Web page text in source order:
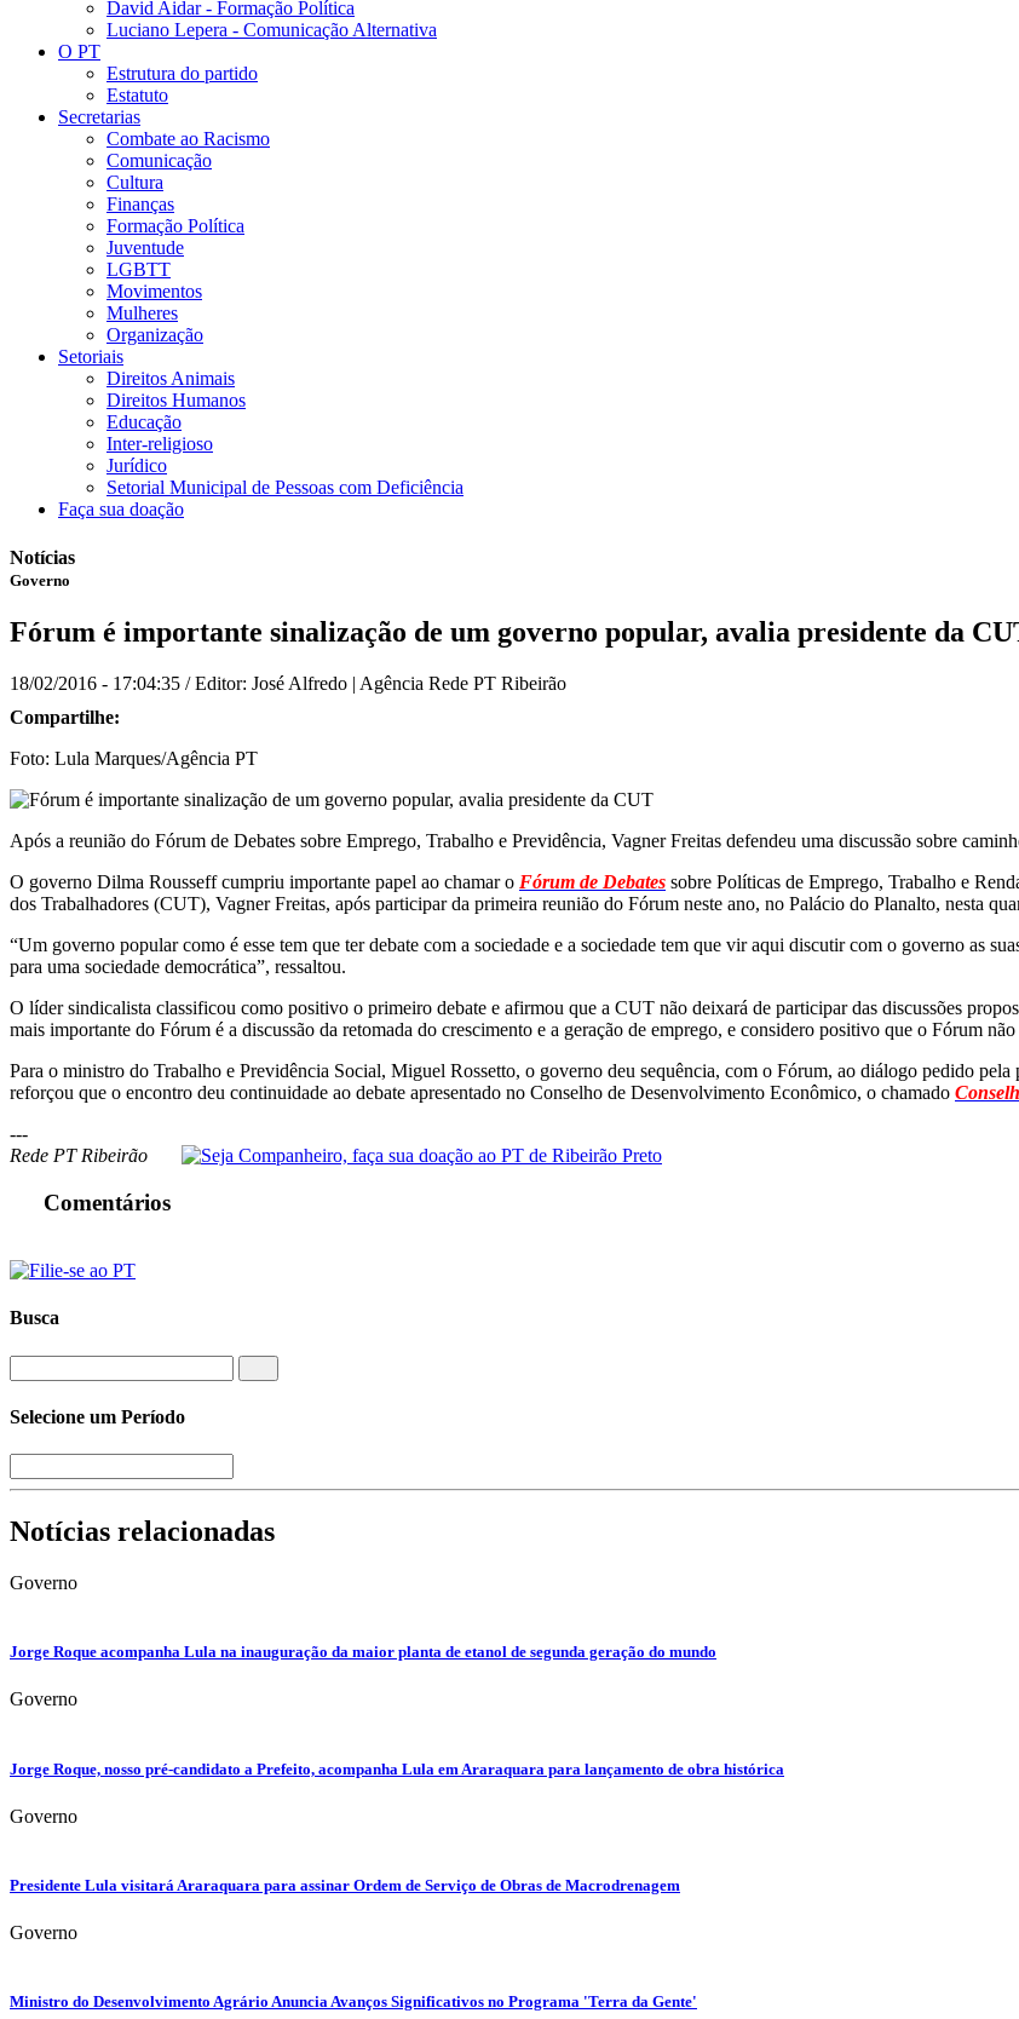
David Aidar - Formação Política
Luciano Lepera - Comunicação Alternativa
O PT
Estrutura do partido
Estatuto
Secretarias
Combate ao Racismo
Comunicação
Cultura
Finanças
Formação Política
Juventude
LGBTT
Movimentos
Mulheres
Organização
Setoriais
Direitos Animais
Direitos Humanos
Educação
Inter-religioso
Jurídico
Setorial Municipal de Pessoas com Deficiência
Faça sua doação
Notícias
Governo
Fórum é importante sinalização de um governo popular, avalia presidente da
18/02/2016 - 17:04:35 / Editor: José Alfredo | Agência Rede PT Ribeirão
Compartilhe:
Foto: Lula Marques/Agência PT
Após a reunião do Fórum de Debates sobre Emprego, Trabalho e Previdência, Vagner Freitas defendeu uma discussão sobre
O governo Dilma Rousseff cumpriu importante papel ao chamar o Fórum de Debates sobre Políticas de Emprego, Trabalho e
dos Trabalhadores (CUT), Vagner Freitas, após participar da primeira reunião do Fórum neste ano, no Palácio do Planalto, nesta
“Um governo popular como é esse tem que ter debate com a sociedade e a sociedade tem que vir aqui discutir com o governo as
para uma sociedade democrática”, ressaltou.
O líder sindicalista classificou como positivo o primeiro debate e afirmou que a CUT não deixará de participar das discussões
mais importante do Fórum é a discussão da retomada do crescimento e a geração de emprego, e considero positivo que o Fórum
Para o ministro do Trabalho e Previdência Social, Miguel Rossetto, o governo deu sequência, com o Fórum, ao diálogo pedido
reforçou que o encontro deu continuidade ao debate apresentado no Conselho de Desenvolvimento Econômico, o chamado
---
Rede PT Ribeirão
Comentários
Busca
Selecione um Período
Notícias relacionadas
Governo
Jorge Roque acompanha Lula na inauguração da maior planta de etanol de segunda geração do mundo
Governo
Jorge Roque, nosso pré-candidato a Prefeito, acompanha Lula em Araraquara para lançamento de obra histórica
Governo
Presidente Lula visitará Araraquara para assinar Ordem de Serviço de Obras de Macrodrenagem
Governo
Ministro do Desenvolvimento Agrário Anuncia Avanços Significativos no Programa 'Terra da Gente'